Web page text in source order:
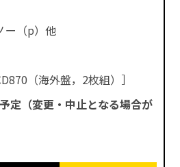
ー（p）他
（海外盤，2枚組）］
定（変更・中止となる場合が